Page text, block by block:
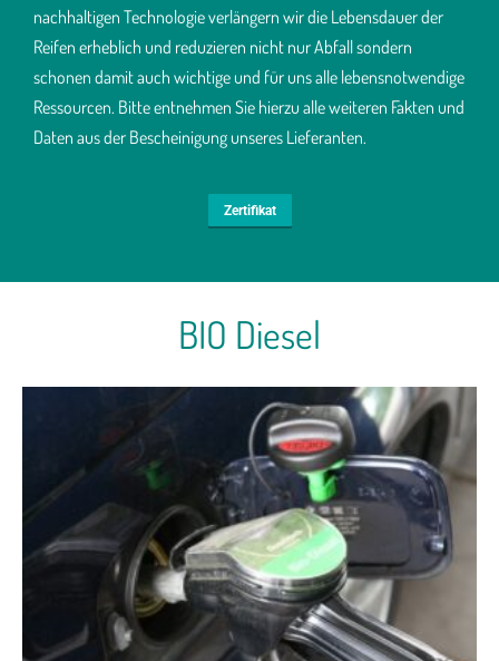
nachhaltigen Technologie verlängern wir die Lebensdauer der
Reifen erheblich und reduzieren nicht nur Abfall sondern
schonen damit auch wichtige und für uns alle lebensnotwendige
Ressourcen. Bitte entnehmen Sie hierzu alle weiteren Fakten und
Daten aus der Bescheinigung unseres Lieferanten.
Zertifikat
BIO Diesel